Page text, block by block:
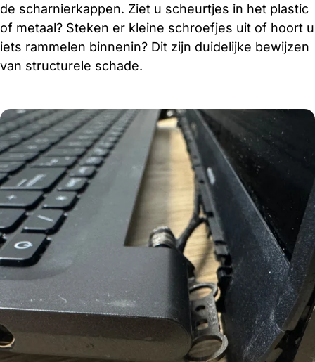
de scharnierkappen. Ziet u scheurtjes in het plastic
of metaal? Steken er kleine schroefjes uit of hoort u
iets rammelen binnenin? Dit zijn duidelijke bewijzen
van structurele schade.